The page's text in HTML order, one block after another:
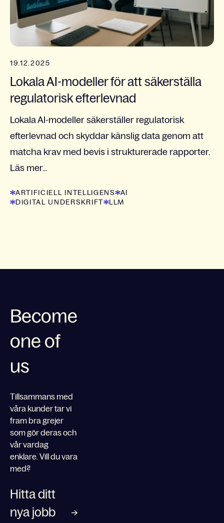
19.12.2025
Lokala AI-modeller för att säkerställa
regulatorisk efterlevnad
Lokala AI-modeller säkerställer regulatorisk
efterlevnad och skyddar känslig data genom att
matcha krav med bevis i strukturerade rapporter.
Läs mer...
ARTIFICIELL INTELLIGENS
AI
DIGITAL UNDERSKRIFT
LLM
Become
one of
us
Tillsammans med
våra kunder tar vi
fram bra grejer
som gör deras och
vår vardag
enklare. Vill du vara
med?
Hitta ditt
nya jobb